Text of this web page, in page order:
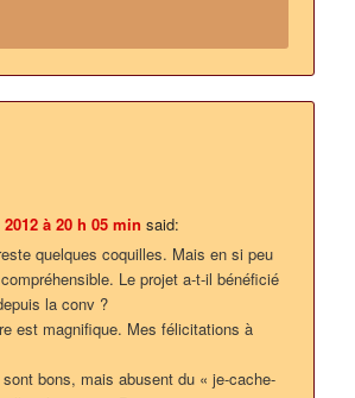
à 20 h 05 min said:
quelques coquilles. Mais en si peu
Le projet a-t-il bénéficié
la conv ?
est magnifique. Mes félicitations à
bons, mais abusent du « je-cache-